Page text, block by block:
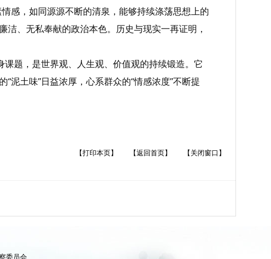
感，如同源源不断的清泉，能够持续涤荡思想上的
洁、无私奉献的政治本色。历史与现实一再证明，
课题，是世界观、人生观、价值观的持续锻造。它
“泥土味”日益浓厚，心系群众的“情感浓度”不断提
【打印本页】 【返回首页】 【关闭窗口】
委员会